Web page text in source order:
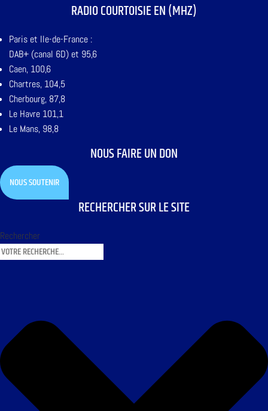
RADIO COURTOISIE EN (MHZ)
Paris et Ile-de-France :
DAB+ (canal 6D) et 95,6
Caen, 100,6
Chartres, 104,5
Cherbourg, 87,8
Le Havre 101,1
Le Mans, 98,8
NOUS FAIRE UN DON
NOUS SOUTENIR
RECHERCHER SUR LE SITE
Rechercher